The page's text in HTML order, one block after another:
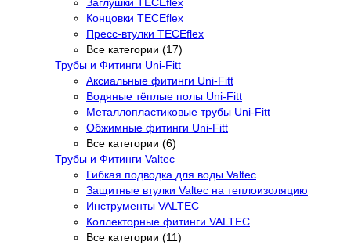
Концовки TECEflex
Пресс-втулки TECEflex
Все категории (17)
Трубы и Фитинги Uni-Fitt
Аксиальные фитинги Uni-Fitt
Водяные тёплые полы Uni-Fitt
Металлопластиковые трубы Uni-Fitt
Обжимные фитинги Uni-Fitt
Все категории (6)
Трубы и Фитинги Valtec
Гибкая подводка для воды Valtec
Защитные втулки Valtec на теплоизоляцию
Инструменты VALTEC
Коллекторные фитинги VALTEC
Все категории (11)